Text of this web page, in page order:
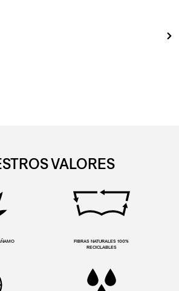
VALORES
FIBRAS NATURALES 100%
RECICLABLES